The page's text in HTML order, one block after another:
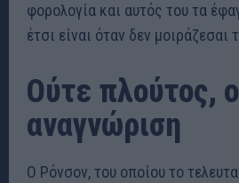
φορολογία και αυτός του τα
έτσι είναι όταν δεν μοιράζεσαι
Ούτε πλούτος,
αναγνώριση
Ο Ρόνσον, του οποίου το